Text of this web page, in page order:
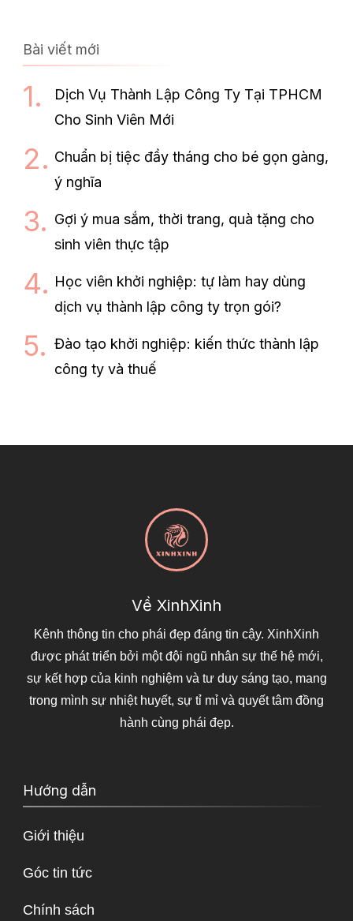
Bài viết mới
Dịch Vụ Thành Lập Công Ty Tại TPHCM
Cho Sinh Viên Mới
Chuẩn bị tiệc đầy tháng cho bé gọn gàng,
ý nghĩa
Gợi ý mua sắm, thời trang, quà tặng cho
sinh viên thực tập
Học viên khởi nghiệp: tự làm hay dùng
dịch vụ thành lập công ty trọn gói?
Đào tạo khởi nghiệp: kiến thức thành lập
công ty và thuế
Về XinhXinh
Kênh thông tin cho phái đẹp đáng tin cậy. XinhXinh
được phát triển bởi một đội ngũ nhân sự thế hệ mới,
sự kết hợp của kinh nghiệm và tư duy sáng tạo, mang
trong mình sự nhiệt huyết, sự tỉ mỉ và quyết tâm đồng
hành cùng phái đẹp.
Hướng dẫn
Giới thiệu
Góc tin tức
Chính sách